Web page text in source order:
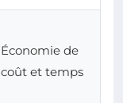
Économie de
coût et temps